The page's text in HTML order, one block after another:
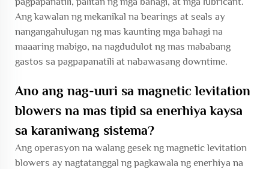
Ang kawalan ng mekanikal na bearings at seals ay
nangangahulugan ng mas kaunting mga bahagi na
maaaring mabigo, na nagdudulot ng mas mababang
gastos sa pagpapanatili at nabawasang downtime.
Ano ang nag-uuri sa magnetic levitation
blowers na mas tipid sa enerhiya kaysa
sa karaniwang sistema?
Ang operasyon na walang gesek ng magnetic levitation
blowers ay nagtatanggal ng pagkawala ng enerhiya na